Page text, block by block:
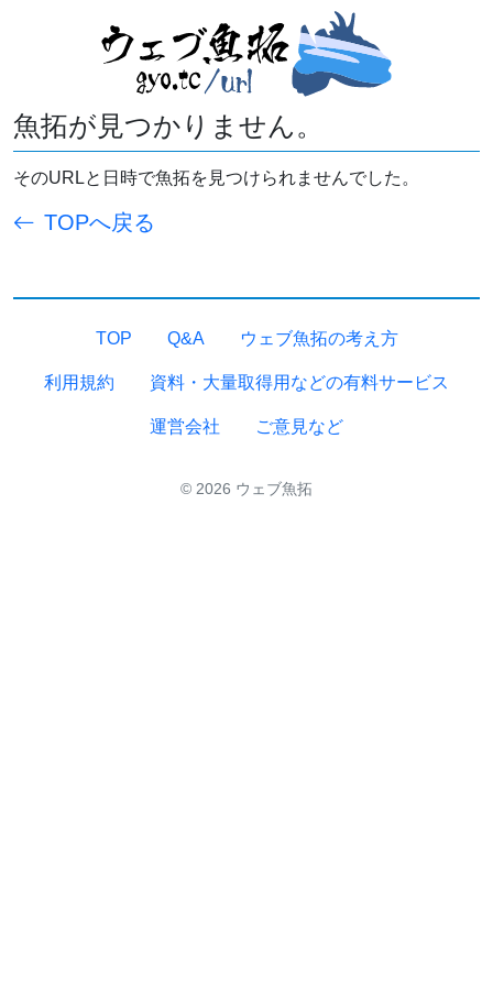
魚拓が見つかりません。
そのURLと日時で魚拓を見つけられませんでした。
TOPへ戻る
TOP Q&A ウェブ魚拓の考え方
利用規約 資料・大量取得用などの有料サービス
運営会社 ご意見など
© 2026 ウェブ魚拓